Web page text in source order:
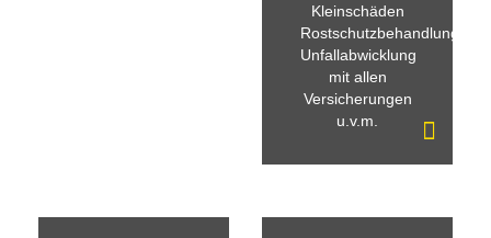
Kleinschäden
Rostschutzbehandlung
Unfallabwicklung
mit allen
Versicherungen
u.v.m.